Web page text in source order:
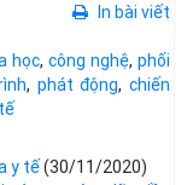
In bài viết
học,công nghệ,phối
, phát động,chiến
y tế(30/11/2020)